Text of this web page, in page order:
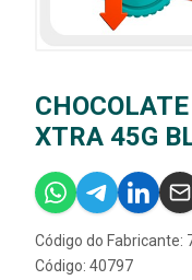
XTRA 45G
Código do Fabricante:
Código: 40797